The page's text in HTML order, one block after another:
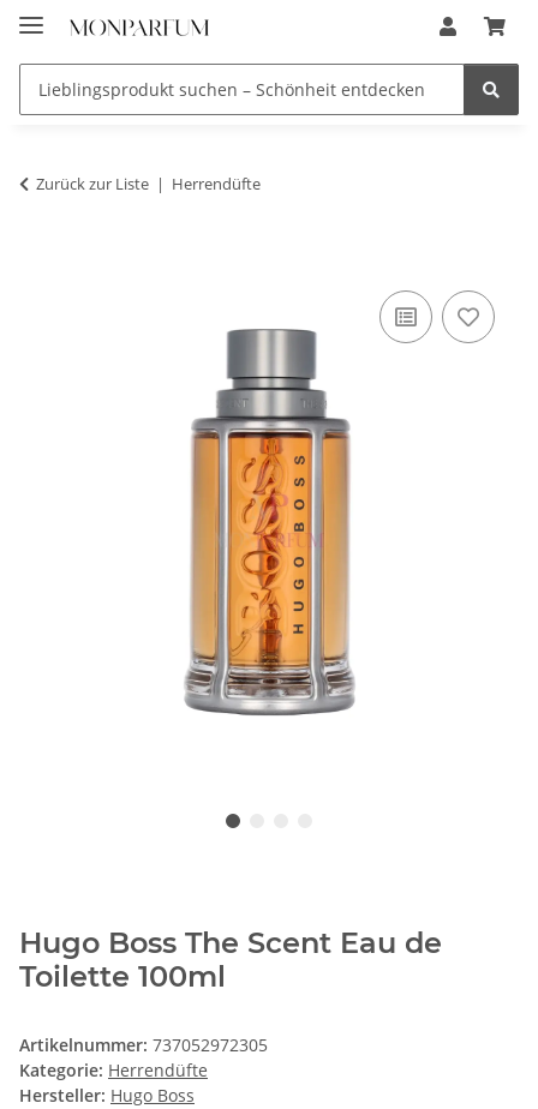
Zurück zur Liste Herrendüfte
Hugo Boss The Scent Eau de
Toilette 100ml
Artikelnummer: 737052972305
Kategorie: Herrendüfte
Hersteller: Hugo Boss